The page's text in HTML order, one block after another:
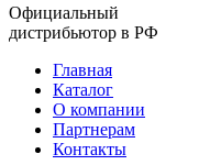
Официальный
дистрибьютор в РФ
Главная
Каталог
О компании
Партнерам
Контакты